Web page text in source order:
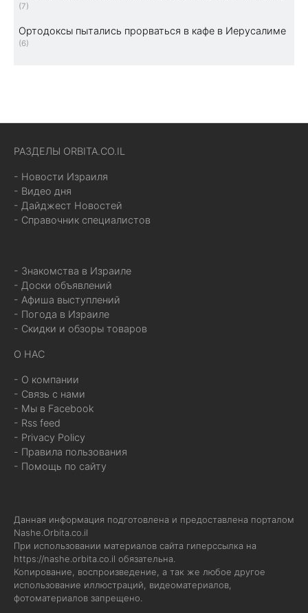
(7)
Ортодоксы пытались прорваться в кафе в Иерусалиме
(6)
РАЗДЕЛЫ ORBITA.CO.IL
- Новости Израиля
- Видео дня
- Дайджест Новостей
- Справочник специалистов
- Знакомства в Израиле
- Доски объявлений
- Афиша выступлений
- Погода в Израиле
- Скидки и обзоры товаров
О НАС
- О компании
- Связь с нами
- Мы в Facebook
- Rss feed
- Privacy Policy
- Правила пользования
- Помощь по сайту
Данная информация подготовлена и предоставлена порталом
Nashe.Orbita.co.il
При использовании материалов сайта гиперссылка на
https://nashe.orbita.co.il обязательна.
Копирование, воспроизведение, а так же любое другое
использование иллюстраций, видеоматериалов,
фотоматериалов запрещено.